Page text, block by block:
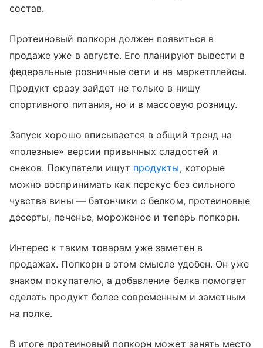
состав.
Протеиновый попкорн должен появиться в
продаже уже в августе. Его планируют вывести в
федеральные розничные сети и на маркетплейсы.
Продукт сразу зайдет не только в нишу
спортивного питания, но и в массовую розницу.
Запуск хорошо вписывается в общий тренд на
«полезные» версии привычных сладостей и
снеков. Покупатели ищут продукты, которые
можно воспринимать как перекус без сильного
чувства вины — батончики с белком, протеиновые
десерты, печенье, мороженое и теперь попкорн.
Интерес к таким товарам уже заметен в
продажах. Попкорн в этом смысле удобен. Он уже
знаком покупателю, а добавление белка помогает
сделать продукт более современным и заметным
на полке.
В итоге протеиновый попкорн может занять место